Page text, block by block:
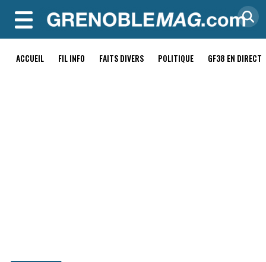
MENU
ACCUEIL FIL INFO FAITS DIVERS POLITIQUE GF38 EN DIRECT